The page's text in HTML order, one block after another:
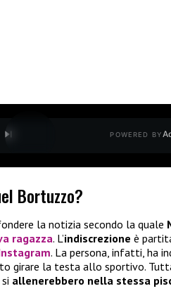
POWERED BY
Bortuzzo?
la notizia secondo la quale
ragazza. L’indiscrezione è
. La persona, infatti, ha
girare la testa allo sportivo.
allenerebbero nella stessa